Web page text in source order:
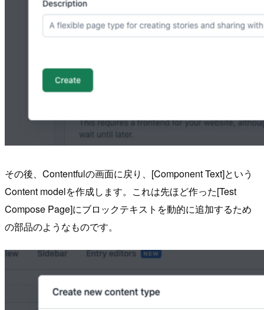
その後、Contentfulの画面に戻り、[Component Text]という
Content modelを作成します。これは先ほど作った[Test
Compose Page]にブロックテキストを動的に追加するため
の部品のようなものです。